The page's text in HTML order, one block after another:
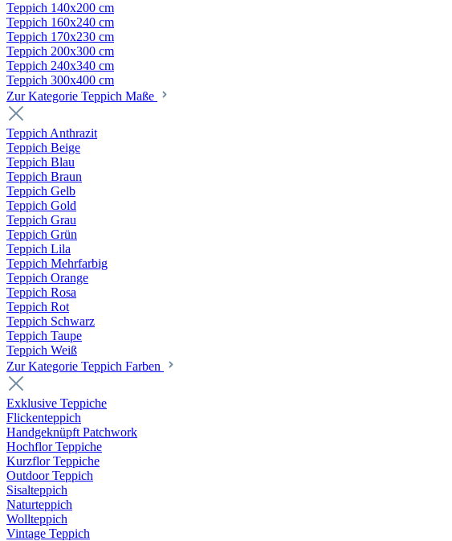
Teppich 140x200 cm
Teppich 160x240 cm
Teppich 170x230 cm
Teppich 200x300 cm
Teppich 240x340 cm
Teppich 300x400 cm
Zur Kategorie Teppich Maße
Teppich Anthrazit
Teppich Beige
Teppich Blau
Teppich Braun
Teppich Gelb
Teppich Gold
Teppich Grau
Teppich Grün
Teppich Lila
Teppich Mehrfarbig
Teppich Orange
Teppich Rosa
Teppich Rot
Teppich Schwarz
Teppich Taupe
Teppich Weiß
Zur Kategorie Teppich Farben
Exklusive Teppiche
Flickenteppich
Handgeknüpft Patchwork
Hochflor Teppiche
Kurzflor Teppiche
Outdoor Teppich
Sisalteppich
Naturteppich
Wollteppich
Vintage Teppich